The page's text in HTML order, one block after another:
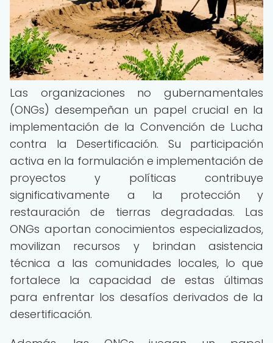
Las organizaciones no gubernamentales
(ONGs) desempeñan un papel crucial en la
implementación de la Convención de Lucha
contra la Desertificación. Su participación
activa en la formulación e implementación de
proyectos y políticas contribuye
significativamente a la protección y
restauración de tierras degradadas. Las
ONGs aportan conocimientos especializados,
movilizan recursos y brindan asistencia
técnica a las comunidades locales, lo que
fortalece la capacidad de estas últimas
para enfrentar los desafíos derivados de la
desertificación.